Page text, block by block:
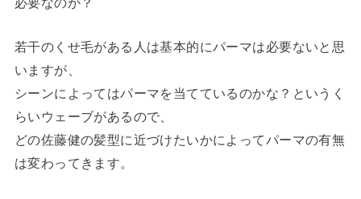
若干のくせ毛がある人は基本的にパーマは必要ないと思
いますが、
シーンによってはパーマを当てているのかな？というく
らいウェーブがあるので、
どの佐藤健の髪型に近づけたいかによってパーマの有無
は変わってきます。